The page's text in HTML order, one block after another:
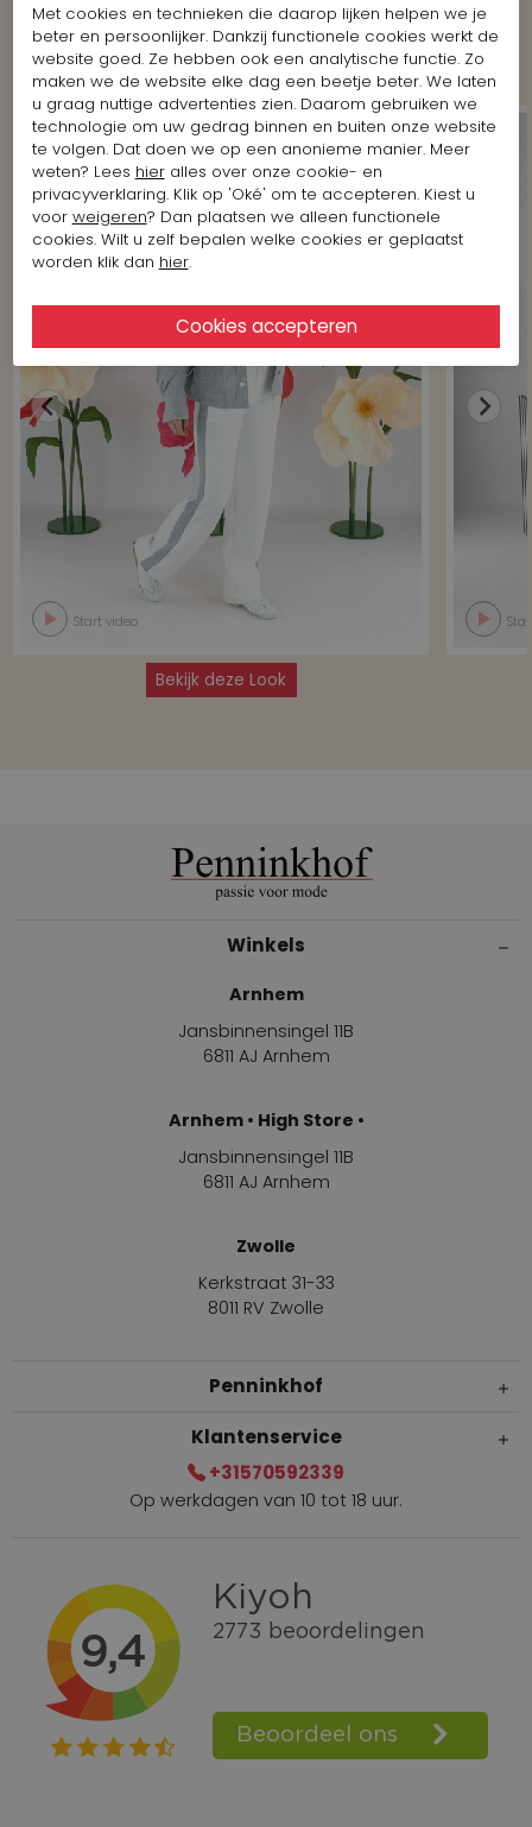
Bekijk meer Looks van het merk
Marc Cain
Start video
Bekijk deze Look
Winkels
Arnhem
Jansbinnensingel 11B
6811 AJ Arnhem
Arnhem • High Store •
Jansbinnensingel 11B
6811 AJ Arnhem
Zwolle
Kerkstraat 31-33
8011 RV Zwolle
Penninkhof
Gratis verzending vanaf € 100,=
Bel +31570592339
Spaarpunten
Shop the Look
Telefonisch bestellen ook mogelijk
Klantenservice
+31570592339
Op werkdagen van 10 tot 18 uur.
Met cookies en technieken die daarop lijken helpen we je
beter en persoonlijker. Dankzij functionele cookies werkt de
website goed. Ze hebben ook een analytische functie. Zo
maken we de website elke dag een beetje beter. We laten
u graag nuttige advertenties zien. Daarom gebruiken we
technologie om uw gedrag binnen en buiten onze website
te volgen. Dat doen we op een anonieme manier. Meer
weten? Lees hieralles over onze cookie- en
privacyverklaring. Klik op 'Oké' om te accepteren. Kiest u
voor weigeren? Dan plaatsen we alleen functionele
cookies. Wilt u zelf bepalen welke cookies er geplaatst
worden klik dan hier.